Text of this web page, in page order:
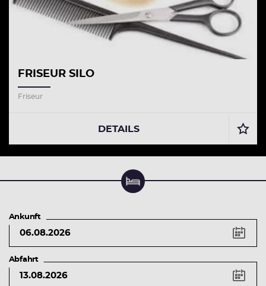
FRISEUR SILO
Friseur
DETAILS
Pfeiltaste
Vorheriger
Tag
Pfeiltaste
Ankunft
Abfahrt